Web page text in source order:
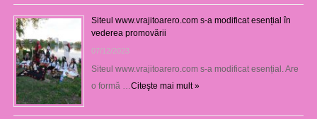
Siteul www.vrajitoarero.com s-a modificat esențial în
vederea promovării
07/12/2023
Siteul www.vrajitoarero.com s-a modificat esențial. Are
o formă … Citeşte mai mult »